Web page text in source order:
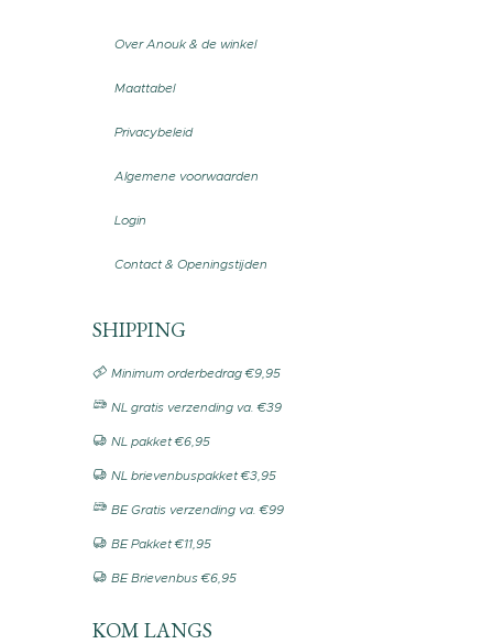
Over Anouk & de winkel
Maattabel
Privacybeleid
Algemene voorwaarden
Login
Contact & Openingstijden
SHIPPING
Minimum orderbedrag €9,95
NL gratis verzending va. €39
NL pakket €6,95
NL brievenbuspakket €3,95
BE Gratis verzending va. €99
BE Pakket €11,95
BE Brievenbus €6,95
KOM LANGS